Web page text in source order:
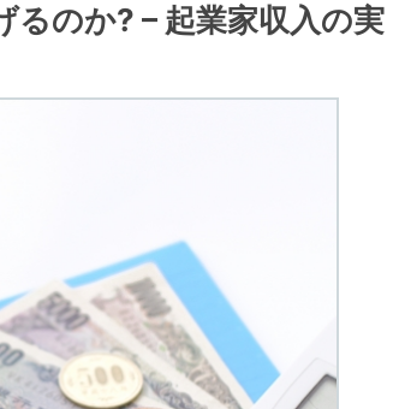
のか? – 起業家収入の実